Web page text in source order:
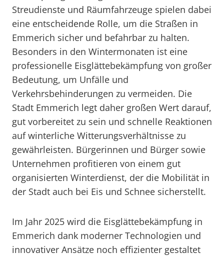
Streudienste und Räumfahrzeuge spielen dabei
eine entscheidende Rolle, um die Straßen in
Emmerich sicher und befahrbar zu halten.
Besonders in den Wintermonaten ist eine
professionelle Eisglättebekämpfung von großer
Bedeutung, um Unfälle und
Verkehrsbehinderungen zu vermeiden. Die
Stadt Emmerich legt daher großen Wert darauf,
gut vorbereitet zu sein und schnelle Reaktionen
auf winterliche Witterungsverhältnisse zu
gewährleisten. Bürgerinnen und Bürger sowie
Unternehmen profitieren von einem gut
organisierten Winterdienst, der die Mobilität in
der Stadt auch bei Eis und Schnee sicherstellt.
Im Jahr 2025 wird die Eisglättebekämpfung in
Emmerich dank moderner Technologien und
innovativer Ansätze noch effizienter gestaltet